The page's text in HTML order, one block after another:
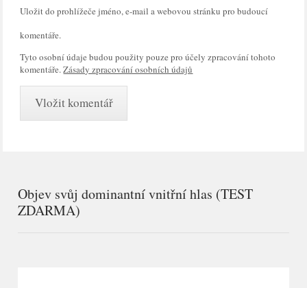
Uložit do prohlížeče jméno, e-mail a webovou stránku pro budoucí
komentáře.
Tyto osobní údaje budou použity pouze pro účely zpracování tohoto
komentáře.Zásady zpracování osobních údajů
Objev svůj dominantní vnitřní hlas (TEST
ZDARMA)